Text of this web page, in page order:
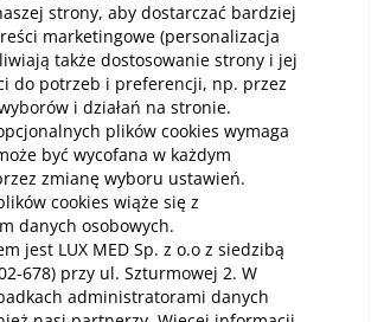
aplikację mobilną
strony, aby dostarczać bardziej
marketingowe (personalizacja
także dostosowanie strony i jej
do potrzeb i preferencji, np. przez
i działań na stronie.
plików cookies wymaga
być wycofana w każdym
zmianę wyboru ustawień.
cookies wiąże się z
danych osobowych.
jest LUX MED Sp. z o.o z siedzibą
678) przy ul. Szturmowej 2. W
administratorami danych